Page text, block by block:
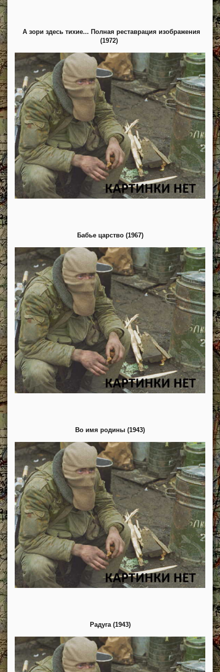
А зори здесь тихие... Полная реставрация изображения
(1972)
Бабье царство (1967)
Во имя родины (1943)
Радуга (1943)